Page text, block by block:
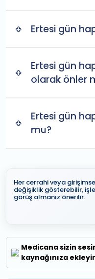
Ertesi gün
Ertesi gün
olarak önler
Ertesi gün
mu?
Her cerrahi veya
değişiklik gösterebilir,
görüş almanız önerilir.
Medicana sizin
kaynağınıza